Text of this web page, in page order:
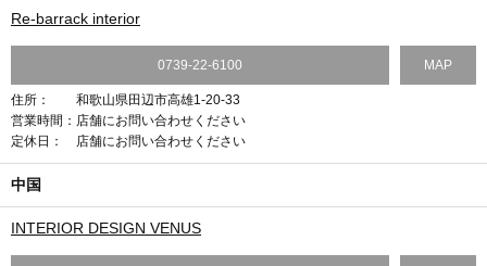
Re-barrack interior
0739-22-6100 MAP
住所：
和歌山県田辺市高雄1-20-33
営業時間： 店舗にお問い合わせください
定休日：
店舗にお問い合わせください
中国
INTERIOR DESIGN VENUS